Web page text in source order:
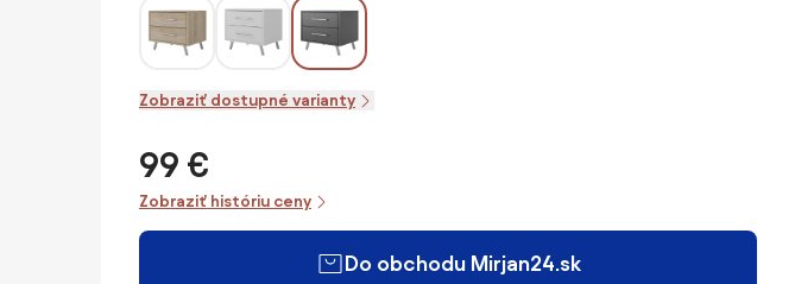
Zobraziť dostupné varianty
99 €
Zobraziť históriu ceny
Do obchodu Mirjan24.sk